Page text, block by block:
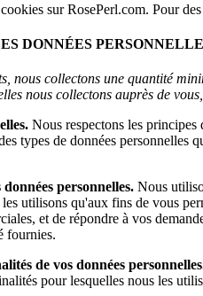
sur RosePerl.com. Pour
DONNÉES
nous collectons une quantité
nous collectons auprès de
Nous respectons les principes
types de données personnelles
personnelles. Nous
utilisons qu'aux fins de vous
et de répondre à vos
fournies.
de vos données
pour lesquelles nous les